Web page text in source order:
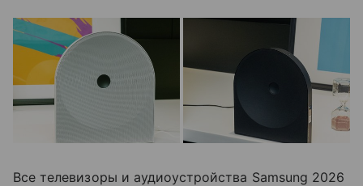
Все телевизоры и аудиоустройства Samsung 2026